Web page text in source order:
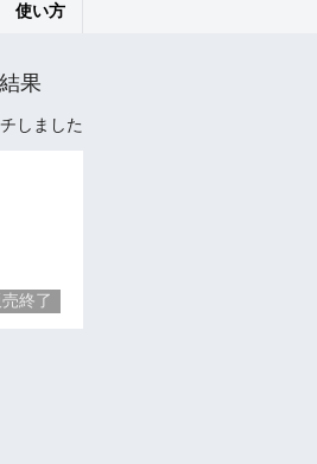
使い方
果
しました
売終了